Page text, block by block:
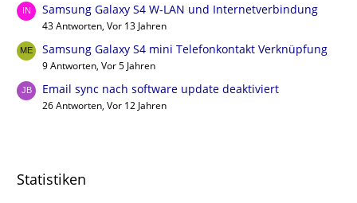
Samsung Galaxy S4 W-LAN und Internetverbindung
43 Antworten, Vor 13 Jahren
Samsung Galaxy S4 mini Telefonkontakt Verknüpfung
9 Antworten, Vor 5 Jahren
Email sync nach software update deaktiviert
26 Antworten, Vor 12 Jahren
Statistiken